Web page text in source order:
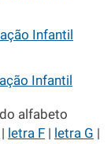
Infantil
Infantil
alfabeto
letra F letra G